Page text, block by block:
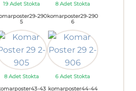
19 Adet Stokta
8 Adet Stokta
290
5
8 Adet Stokta
komarposter29-290
6
6 Adet Stokta
43 komarposter44-44